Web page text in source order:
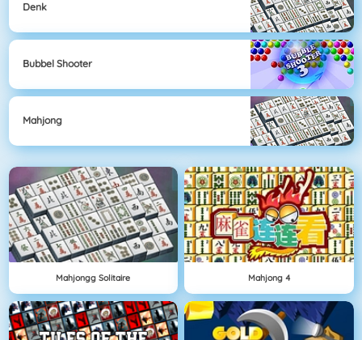
Denk
Bubbel Shooter
Mahjong
Mahjongg Solitaire Mahjong 4